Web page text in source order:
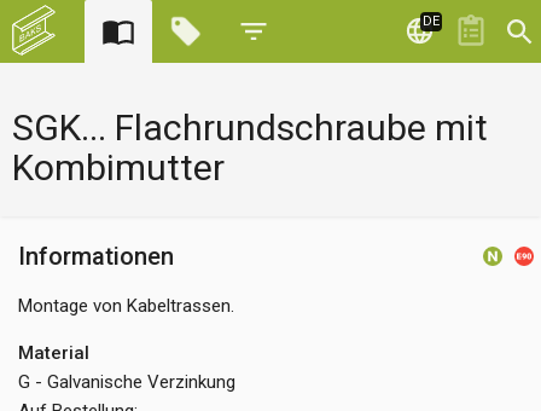
DE
SGK... Flachrundschraube mit
Kombimutter
Informationen
Montage von Kabeltrassen.
Material
G - Galvanische Verzinkung